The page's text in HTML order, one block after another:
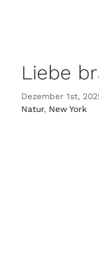
Liebe
Dezember 1st,
Natur, New York